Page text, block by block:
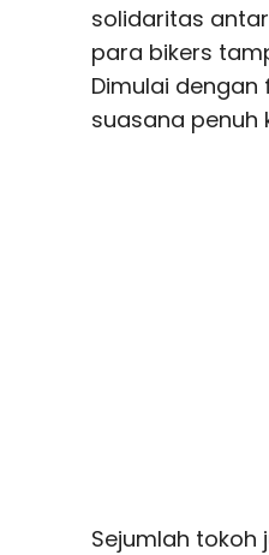
solidaritas
para bikers
Dimulai
suasana penuh
Sejumlah